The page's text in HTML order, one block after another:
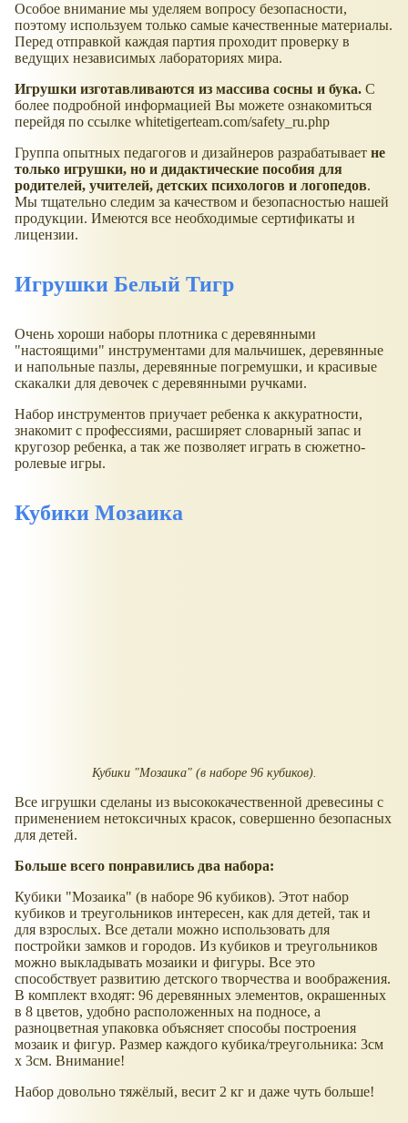
Особое внимание мы уделяем вопросу безопасности,
поэтому используем только самые качественные материалы.
Перед отправкой каждая партия проходит проверку в
ведущих независимых лабораториях мира.
Игрушки изготавливаются из массива сосны и бука. С
более подробной информацией Вы можете ознакомиться
перейдя по ссылке whitetigerteam.com/safety_ru.php
Группа опытных педагогов и дизайнеров разрабатывает не
только игрушки, но и дидактические пособия для
родителей, учителей, детских психологов и логопедов.
Мы тщательно следим за качеством и безопасностью нашей
продукции. Имеются все необходимые сертификаты и
лицензии.
Игрушки Белый Тигр
Очень хороши наборы плотника с деревянными
"настоящими" инструментами для мальчишек, деревянные
и напольные пазлы, деревянные погремушки, и красивые
скакалки для девочек с деревянными ручками.
Набор инструментов приучает ребенка к аккуратности,
знакомит с профессиями, расширяет словарный запас и
кругозор ребенка, а так же позволяет играть в сюжетно-
ролевые игры.
Кубики Мозаика
Кубики "Мозаика" (в наборе 96 кубиков).
Все игрушки сделаны из высококачественной древесины с
применением нетоксичных красок, совершенно безопасных
для детей.
Больше всего понравились два набора:
Кубики "Мозаика" (в наборе 96 кубиков). Этот набор
кубиков и треугольников интересен, как для детей, так и
для взрослых. Все детали можно использовать для
постройки замков и городов. Из кубиков и треугольников
можно выкладывать мозаики и фигуры. Все это
способствует развитию детского творчества и воображения.
В комплект входят: 96 деревянных элементов, окрашенных
в 8 цветов, удобно расположенных на подносе, а
разноцветная упаковка объясняет способы построения
мозаик и фигур. Размер каждого кубика/треугольника: 3см
х 3см. Внимание!
Набор довольно тяжёлый, весит 2 кг и даже чуть больше!